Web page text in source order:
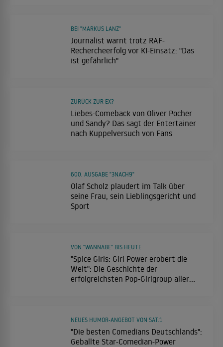
Journalist warnt trotz RAF-
Rechercheerfolg vor KI-Einsatz: "Das
ist gefährlich"
BEI "MARKUS LANZ"
Liebes-Comeback von Oliver Pocher
und Sandy? Das sagt der Entertainer
nach Kuppelversuch von Fans
ZURÜCK ZUR EX?
Olaf Scholz plaudert im Talk über
seine Frau, sein Lieblingsgericht und
Sport
600. AUSGABE "3NACH9"
"Spice Girls: Girl Power erobert die
Welt": Die Geschichte der
erfolgreichsten Pop-Girlgroup aller
VON "WANNABE" BIS HEUTE
"Die besten Comedians Deutschlands":
Geballte Star-Comedian-Power
NEUES HUMOR-ANGEBOT VON SAT.1